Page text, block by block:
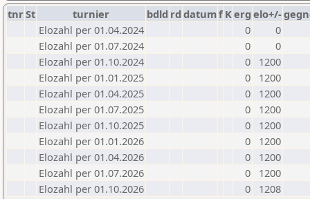
tnrSt turnier bdld rd datumf Kerg elo+/-
Elozahl per 01.04.2024
0
0
Elozahl per 01.07.2024
0
0
Elozahl per 01.10.2024
0
1200
Elozahl per 01.01.2025
0
1200
Elozahl per 01.04.2025
0
1200
Elozahl per 01.07.2025
0
1200
Elozahl per 01.10.2025
0
1200
Elozahl per 01.01.2026
0
1200
Elozahl per 01.04.2026
0
1200
Elozahl per 01.07.2026
0
1200
Elozahl per 01.10.2026
0 1208